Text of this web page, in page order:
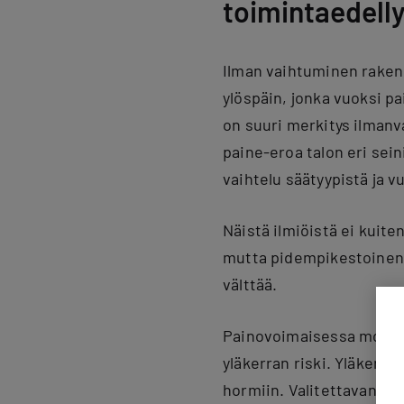
Ilman vaihtuminen
ylöspäin, jonka vuoksi
on suuri merkitys
paine-eroa talon eri
vaihtelu säätyypistä ja
Näistä ilmiöistä ei
mutta
välttää.
Painovoimaisessa
yläkerran riski.
hormiin. Valitettavan